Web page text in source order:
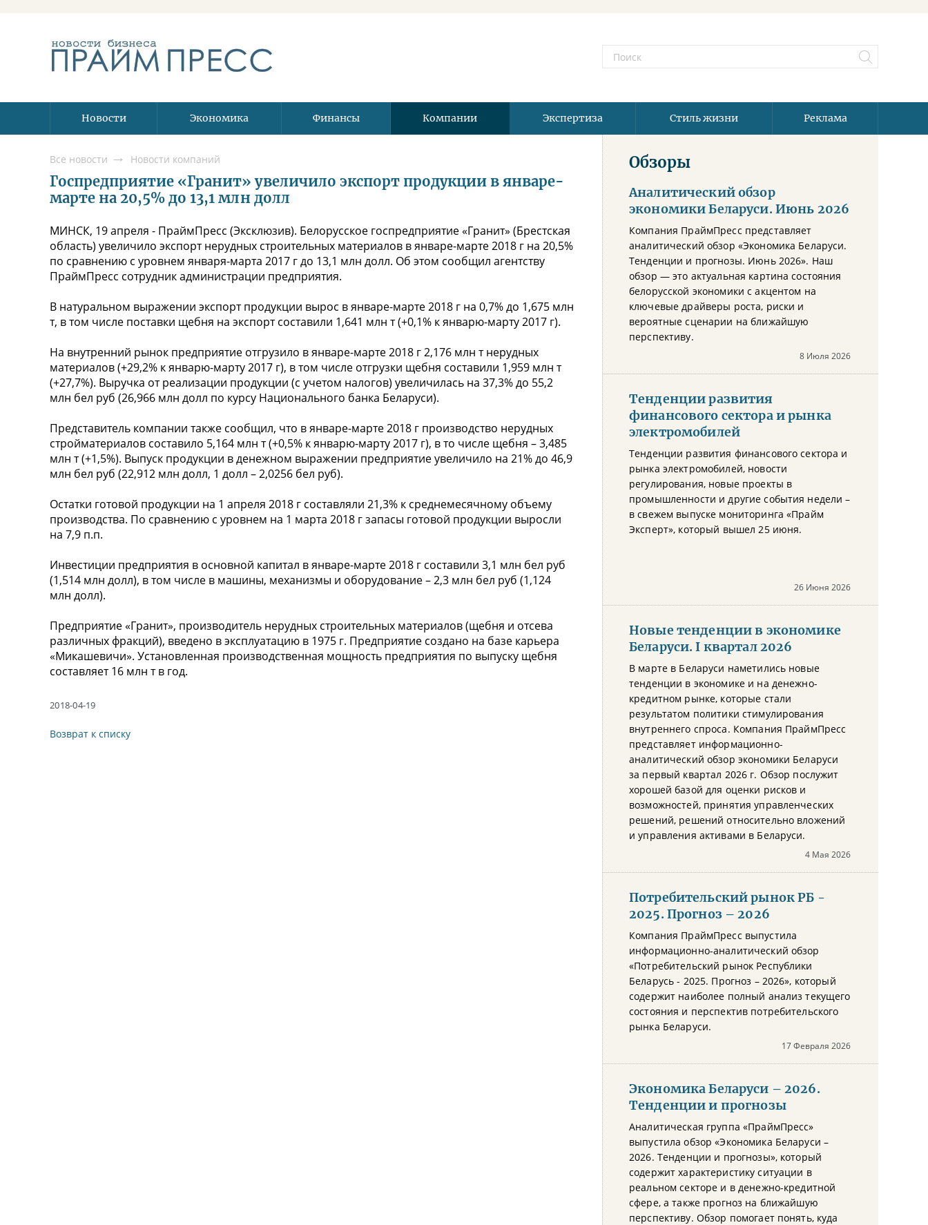
Новости Экономика Финансы Компании Экспертиза Стиль жизни Реклама
Все новости Новости компаний
Госпредприятие «Гранит» увеличило экспорт продукции в январе-
марте на 20,5% до 13,1 млн долл
МИНСК, 19 апреля - ПраймПресс (Эксклюзив). Белорусское госпредприятие «Гранит» (Брестская
область) увеличило экспорт нерудных строительных материалов в январе-марте 2018 г на 20,5%
по сравнению с уровнем января-марта 2017 г до 13,1 млн долл. Об этом сообщил агентству
ПраймПресс сотрудник администрации предприятия.
В натуральном выражении экспорт продукции вырос в январе-марте 2018 г на 0,7% до 1,675 млн
т, в том числе поставки щебня на экспорт составили 1,641 млн т (+0,1% к январю-марту 2017 г).
На внутренний рынок предприятие отгрузило в январе-марте 2018 г 2,176 млн т нерудных
материалов (+29,2% к январю-марту 2017 г), в том числе отгрузки щебня составили 1,959 млн т
(+27,7%). Выручка от реализации продукции (с учетом налогов) увеличилась на 37,3% до 55,2
млн бел руб (26,966 млн долл по курсу Национального банка Беларуси).
Представитель компании также сообщил, что в январе-марте 2018 г производство нерудных
стройматериалов составило 5,164 млн т (+0,5% к январю-марту 2017 г), в то числе щебня – 3,485
млн т (+1,5%). Выпуск продукции в денежном выражении предприятие увеличило на 21% до 46,9
млн бел руб (22,912 млн долл, 1 долл – 2,0256 бел руб).
Остатки готовой продукции на 1 апреля 2018 г составляли 21,3% к среднемесячному объему
производства. По сравнению с уровнем на 1 марта 2018 г запасы готовой продукции выросли
на 7,9 п.п.
Инвестиции предприятия в основной капитал в январе-марте 2018 г составили 3,1 млн бел руб
(1,514 млн долл), в том числе в машины, механизмы и оборудование – 2,3 млн бел руб (1,124
млн долл).
Предприятие «Гранит», производитель нерудных строительных материалов (щебня и отсева
различных фракций), введено в эксплуатацию в 1975 г. Предприятие создано на базе карьера
«Микашевичи». Установленная производственная мощность предприятия по выпуску щебня
составляет 16 млн т в год.
2018-04-19
Возврат к списку
Обзоры
Аналитический обзор
экономики Беларуси. Июнь 2026
Компания ПраймПресс представляет
аналитический обзор «Экономика Беларуси.
Тенденции и прогнозы. Июнь 2026». Наш
обзор — это актуальная картина состояния
белорусской экономики с акцентом на
ключевые драйверы роста, риски и
вероятные сценарии на ближайшую
перспективу.
8 Июля 2026
Тенденции развития
финансового сектора и рынка
электромобилей
Тенденции развития финансового сектора и
рынка электромобилей, новости
регулирования, новые проекты в
промышленности и другие события недели –
в свежем выпуске мониторинга «Прайм
Эксперт», который вышел 25 июня.
26 Июня 2026
Новые тенденции в экономике
Беларуси. I квартал 2026
В марте в Беларуси наметились новые
тенденции в экономике и на денежно-
кредитном рынке, которые стали
результатом политики стимулирования
внутреннего спроса. Компания ПраймПресс
представляет информационно-
аналитический обзор экономики Беларуси
за первый квартал 2026 г. Обзор послужит
хорошей базой для оценки рисков и
возможностей, принятия управленческих
решений, решений относительно вложений
и управления активами в Беларуси.
4 Мая 2026
Потребительский рынок РБ -
2025. Прогноз – 2026
Компания ПраймПресс выпустила
информационно-аналитический обзор
«Потребительский рынок Республики
Беларусь - 2025. Прогноз – 2026», который
содержит наиболее полный анализ текущего
состояния и перспектив потребительского
рынка Беларуси.
17 Февраля 2026
Экономика Беларуси – 2026.
Тенденции и прогнозы
Аналитическая группа «ПраймПресс»
выпустила обзор «Экономика Беларуси –
2026. Тенденции и прогнозы», который
содержит характеристику ситуации в
реальном секторе и в денежно-кредитной
сфере, а также прогноз на ближайшую
перспективу. Обзор помогает понять, куда